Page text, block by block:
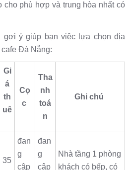
cho phù hợp và trung hòa nhất có
gợi ý giúp bạn việc lựa chọn địa
Đà Nẵng:
Gi
á
th
uê
Cọ
c
Tha
nh
toá
n
Ghi chú
35
đan
g
cập
đan
g
cập
Nhà tầng 1 phòng
khách có bếp, có